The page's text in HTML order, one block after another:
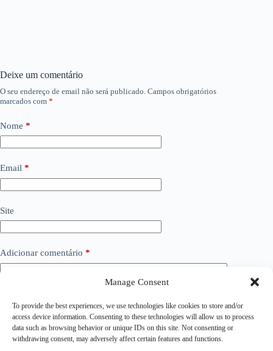
Manage Consent
To provide the best experiences, we use technologies like cookies to store and/or
access device information. Consenting to these technologies will allow us to process
data such as browsing behavior or unique IDs on this site. Not consenting or
withdrawing consent, may adversely affect certain features and functions.
Deixe um comentário
O seu endereço de email não será publicado. Campos obrigatórios
marcados com *
Nome *
Email *
Site
Adicionar comentário *